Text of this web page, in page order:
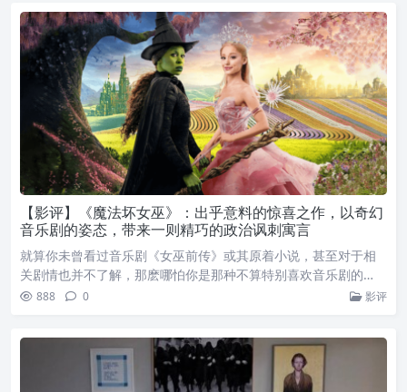
【影评】《魔法坏女巫》：出乎意料的惊喜之作，以奇幻
音乐剧的姿态，带来一则精巧的政治讽刺寓言
就算你未曾看过音乐剧《女巫前传》或其原着小说，甚至对于相
关剧情也并不了解，那麽哪怕你是那种不算特别喜欢音乐剧的…
888 0 影评